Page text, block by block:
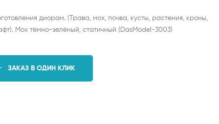
диорам. (Трава, мох, почва, кусты, растения, кроны,
Мох тёмно-зелёный, статичный (DasModel-3003)
ЗАКАЗ В ОДИН КЛИК